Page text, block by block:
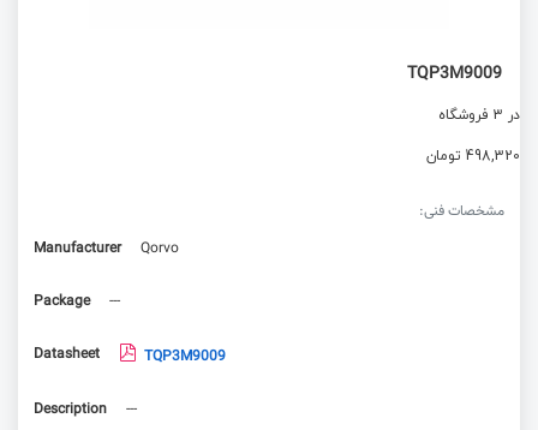
TQP3M9009
در 3 فروشگاه
498,320 تومان
مشخصات فنی:
Manufacturer
Qorvo
Package ---
Datasheet TQP3M9009
Description ---